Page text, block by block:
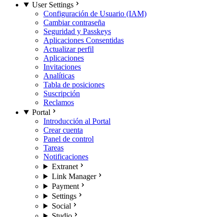
User Settings
Configuración de Usuario (IAM)
Cambiar contraseña
Seguridad y Passkeys
Aplicaciones Consentidas
Actualizar perfil
Aplicaciones
Invitaciones
Analíticas
Tabla de posiciones
Suscripción
Reclamos
Portal
Introducción al Portal
Crear cuenta
Panel de control
Tareas
Notificaciones
Extranet
Link Manager
Payment
Settings
Social